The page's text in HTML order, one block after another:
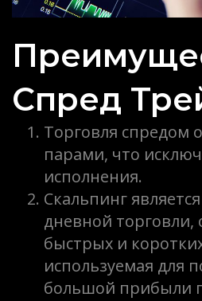
Спред
Торговля спредом
парами, что
исполнения.
Скальпинг
дневной торговли,
быстрых и
используемая для
большой прибыли